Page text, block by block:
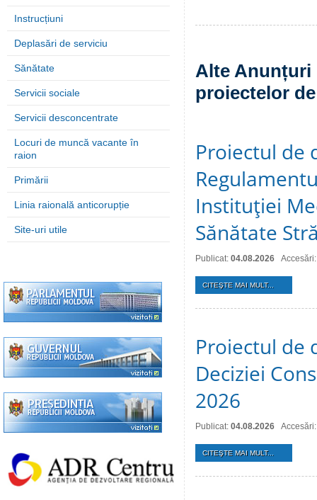
Instrucțiuni
Deplasări de serviciu
Sănătate
Servicii sociale
Servicii desconcentrate
Locuri de muncă vacante în
raion
Primării
Linia raională anticorupție
Site-uri utile
Alte Anunțuri
proiectelor
Proiectul de
Instituţiei
Sănătate
Publicat: 04.08.2026
CITEŞTE MAI MULT...
Proiectul de
Deciziei
2026
Publicat: 04.08.2026
CITEŞTE MAI MULT...